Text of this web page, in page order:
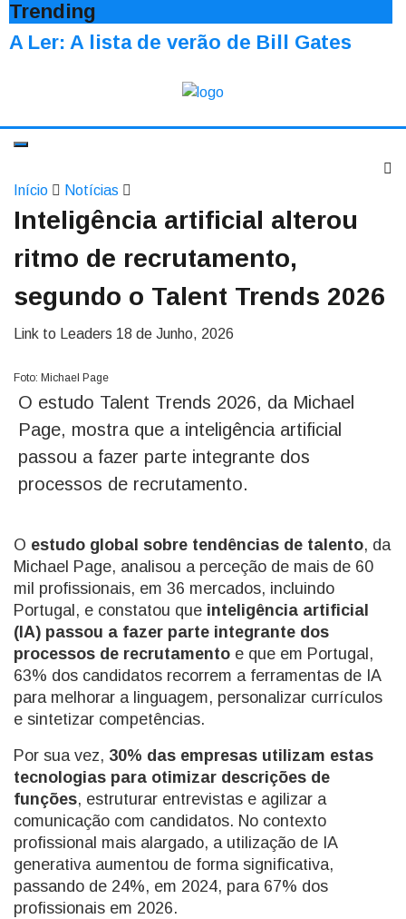
Trending
A Ler: A lista de verão de Bill Gates
Início Notícias
Inteligência artificial alterou
ritmo de recrutamento,
segundo o Talent Trends 2026
Link to Leaders 18 de Junho, 2026
Foto: Michael Page
O estudo Talent Trends 2026, da Michael
Page, mostra que a inteligência artificial
passou a fazer parte integrante dos
processos de recrutamento.
O estudo global sobre tendências de talento, da
Michael Page, analisou a perceção de mais de 60
mil profissionais, em 36 mercados, incluindo
Portugal, e constatou que inteligência artificial
(IA) passou a fazer parte integrante dos
processos de recrutamento e que em Portugal,
63% dos candidatos recorrem a ferramentas de IA
para melhorar a linguagem, personalizar currículos
e sintetizar competências.
Por sua vez, 30% das empresas utilizam estas
tecnologias para otimizar descrições de
funções, estruturar entrevistas e agilizar a
comunicação com candidatos. No contexto
profissional mais alargado, a utilização de IA
generativa aumentou de forma significativa,
passando de 24%, em 2024, para 67% dos
profissionais em 2026.